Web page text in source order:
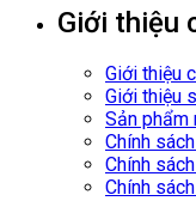
Giới thiệu
Giới thiệu
Giới thiệu
Sản phẩm
Chính
Chính
Chính